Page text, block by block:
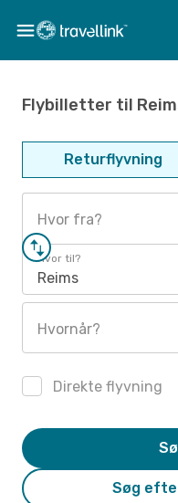
Flybilletter til
Returflyvning
Hvor fra?
Hvor til?
Reims
Hvornår?
Direkte flyvning
Søg